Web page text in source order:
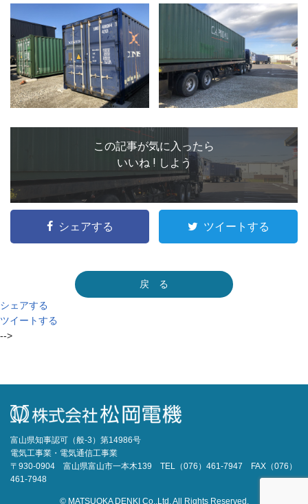
この記事が気に入ったら
いいね ! しよう
シェアする ツイートする
戻 る
シェアする
ツイートする
-->
富山県知事認可（般-3）第14986号
電気工事業・電気通信工事業
〒930-0904 富山県富山市一本木139 TEL（076）461-7947 FAX（076）
461-7948
© MATSUOKA DENKI Co.,Ltd. All Rights Reserved.